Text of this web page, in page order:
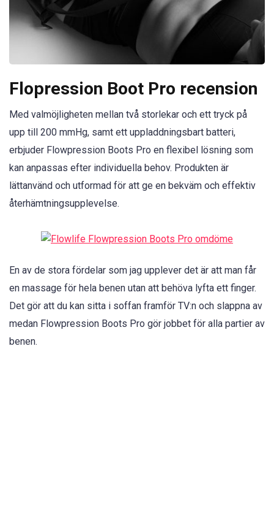
Flopression Boot Pro recension
Med valmöjligheten mellan två storlekar och ett tryck på
upp till 200 mmHg, samt ett uppladdningsbart batteri,
erbjuder Flowpression Boots Pro en flexibel lösning som
kan anpassas efter individuella behov. Produkten är
lättanvänd och utformad för att ge en bekväm och effektiv
återhämtningsupplevelse.
En av de stora fördelar som jag upplever det är att man får
en massage för hela benen utan att behöva lyfta ett finger.
Det gör att du kan sitta i soffan framför TV:n och slappna av
medan Flowpression Boots Pro gör jobbet för alla partier av
benen.